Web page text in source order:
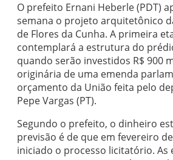
O prefeito Ernani Heberle (PDT)
semana o projeto arquitetônico
de Flores da Cunha. A primeira
contemplará a estrutura do
quando serão investidos R$ 900
originária de uma emenda
orçamento da União feita pelo
Pepe Vargas (PT).
Segundo o prefeito, o dinheiro
previsão é de que em fevereiro
iniciado o processo licitatório. As